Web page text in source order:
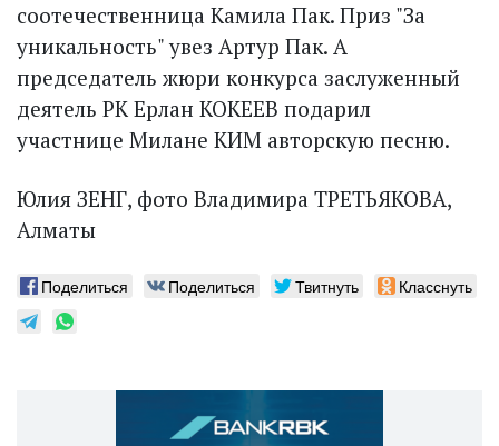
соотечественница Камила Пак. Приз "За
уникальность" увез Артур Пак. А
председатель жюри конкурса заслуженный
деятель РК Ерлан КОКЕЕВ подарил
участнице Милане КИМ авторскую песню.
Юлия ЗЕНГ, фото Владимира ТРЕТЬЯКОВА,
Алматы
Поделиться Поделиться Твитнуть Класснуть